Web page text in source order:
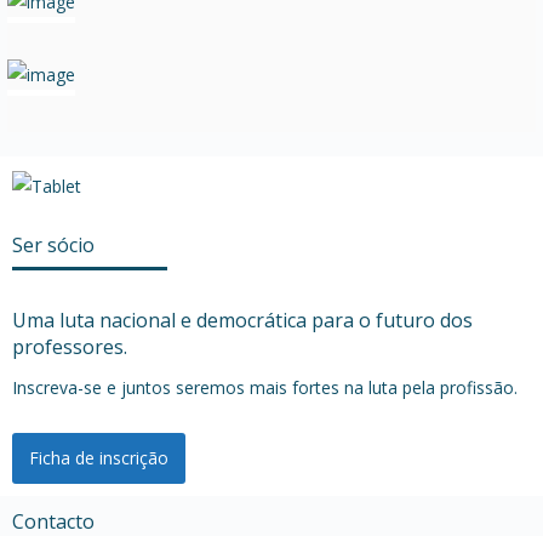
Ser sócio
Uma luta nacional e democrática para o futuro dos
professores.
Inscreva-se e juntos seremos mais fortes na luta pela profissão.
Ficha de inscrição
Contacto